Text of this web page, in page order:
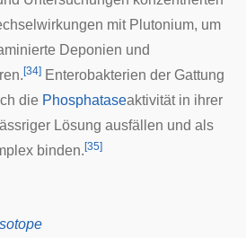
mit Plutonium, um
Deponien und
[34] Enterobakterien der Gattung
die Phosphataseaktivität in ihrer
Lösung ausfällen und als
binden. [35]